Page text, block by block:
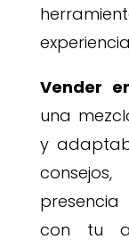
Vender
una
y
con tu